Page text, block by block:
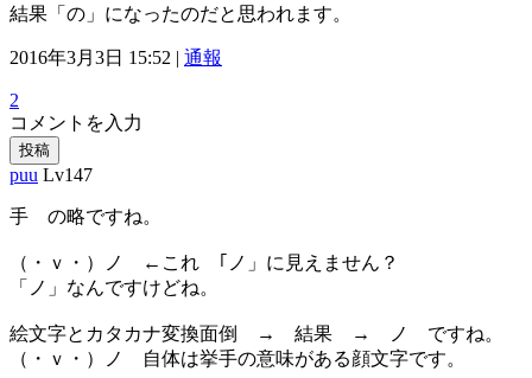
結果「の」になったのだと思われます。
2016年3月3日 15:52 | 通報
2
コメントを入力
投稿
puu Lv147
手 の略ですね。
（・ｖ・）ノ ←これ ｢ノ」に見えません？
「ノ」なんですけどね。
絵文字とカタカナ変換面倒 → 結果 → ノ ですね。
（・ｖ・）ノ 自体は挙手の意味がある顔文字です。